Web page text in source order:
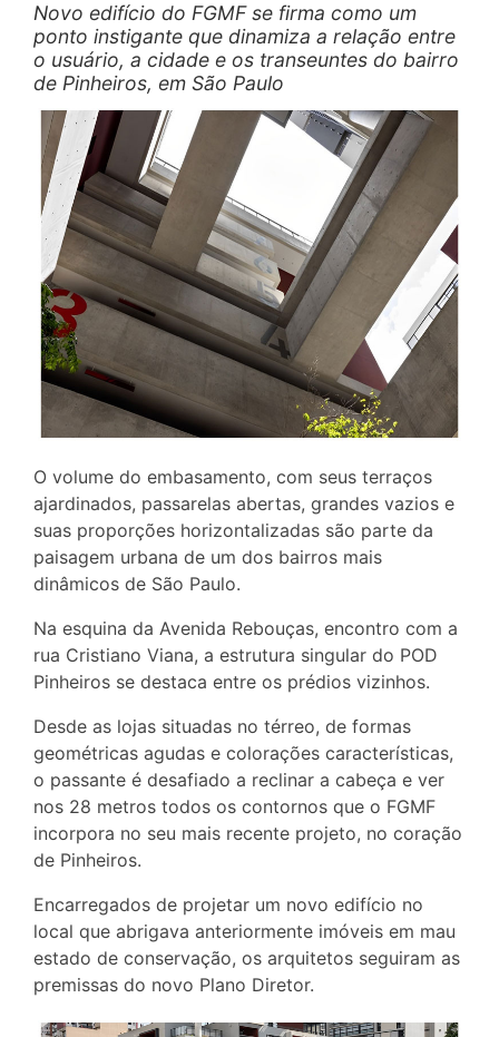
Novo edifício do FGMF se firma como um
ponto instigante que dinamiza a relação entre
o usuário, a cidade e os transeuntes do bairro
de Pinheiros, em São Paulo
O volume do embasamento, com seus terraços
ajardinados, passarelas abertas, grandes vazios e
suas proporções horizontalizadas são parte da
paisagem urbana de um dos bairros mais
dinâmicos de São Paulo.
Na esquina da Avenida Rebouças, encontro com a
rua Cristiano Viana, a estrutura singular do POD
Pinheiros se destaca entre os prédios vizinhos.
Desde as lojas situadas no térreo, de formas
geométricas agudas e colorações características,
o passante é desafiado a reclinar a cabeça e ver
nos 28 metros todos os contornos que o FGMF
incorpora no seu mais recente projeto, no coração
de Pinheiros.
Encarregados de projetar um novo edifício no
local que abrigava anteriormente imóveis em mau
estado de conservação, os arquitetos seguiram as
premissas do novo Plano Diretor.